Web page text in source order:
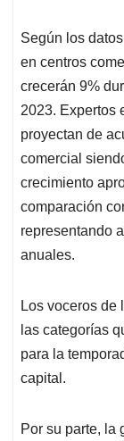
Según los
en centros
crecerán 9%
2023. Expertos
proyectan de
comercial
crecimiento
comparación
representando
anuales.
Los voceros de
las categorías
para la
capital.
Por su parte, la